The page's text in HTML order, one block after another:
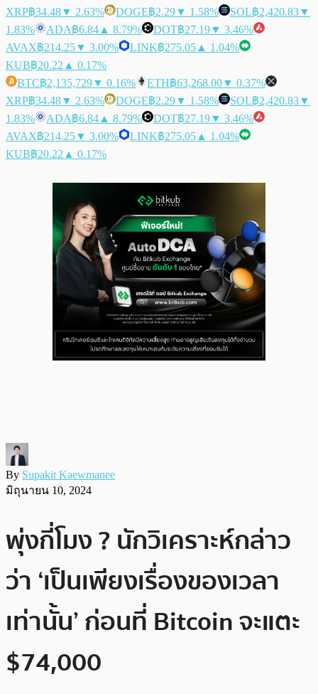
XRP฿34.48▼ 2.63% DOGE฿2.29▼ 1.58% SOL฿2,420.83▼
1.83%
ADA฿6.84 ▲ 8.79% DOT฿27.19▼ 3.46%
AVAX฿214.25▼ 3.00% LINK฿275.05 ▲ 1.04%
KUB฿20.22 ▲ 0.17%
BTC฿2,135,729▼ 0.16% ETH฿63,268.00▼ 0.37%
XRP฿34.48▼ 2.63% DOGE฿2.29▼ 1.58% SOL฿2,420.83▼
1.83%
ADA฿6.84 ▲ 8.79% DOT฿27.19▼ 3.46%
AVAX฿214.25▼ 3.00% LINK฿275.05 ▲ 1.04%
KUB฿20.22 ▲ 0.17%
By Supakit Kaewmanee
มิถุนายน 10, 2024
พุ่งกี่โมง ? นักวิเคราะห์กล่าว
ว่า ‘เป็นเพียงเรื่องของเวลา
เท่านั้น’ ก่อนที่ Bitcoin จะแตะ
$74,000